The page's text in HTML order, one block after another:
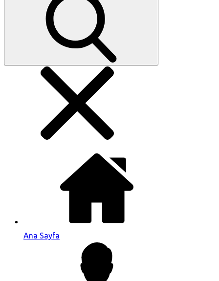
Ana Sayfa